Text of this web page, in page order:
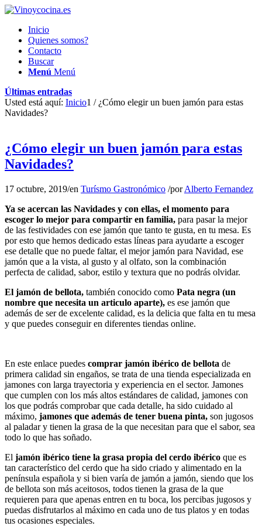
Inicio
Quienes somos?
Contacto
Buscar
Menú Menú
Últimas entradas
Usted está aquí: Inicio1 / ¿Cómo elegir un buen jamón para estas
Navidades?
¿Cómo elegir un buen jamón para estas
Navidades?
17 octubre, 2019/en Turísmo Gastronómico /porAlberto Fernandez
Ya se acercan las Navidades y con ellas, el momento para
escoger lo mejor para compartir en familia, para pasar la mejor
de las festividades con ese jamón que tanto te gusta, en tu mesa. Es
por esto que hemos dedicado estas líneas para ayudarte a escoger
ese detalle que no puede faltar, el mejor jamón para Navidad, ese
jamón que a la vista, al gusto y al olfato, son la combinación
perfecta de calidad, sabor, estilo y textura que no podrás olvidar.
El jamón de bellota, también conocido como Pata negra (un
nombre que necesita un articulo aparte), es ese jamón que
además de ser de excelente calidad, es la delicia que falta en tu mesa
y que puedes conseguir en diferentes tiendas online.
En este enlace puedes comprar jamón ibérico de bellota de
primera calidad sin engaños, se trata de una tienda especializada en
jamones con larga trayectoria y experiencia en el sector. Jamones
que cumplen con los más altos estándares de calidad, jamones con
los que podrás comprobar que cada detalle, ha sido cuidado al
máximo, jamones que además de tener buena pinta, son jugosos
al paladar y tienen la grasa de la que necesitan para que el sabor, sea
todo lo que has soñado.
El jamón ibérico tiene la grasa propia del cerdo ibérico que es
tan característico del cerdo que ha sido criado y alimentado en la
península española y si bien varía de jamón a jamón, siendo que los
de bellota son más aceitosos, todos tienen la grasa de la que
requieren para que apenas entren en tu boca, los percibas jugosos y
puedas disfrutarlos al máximo en cada uno de tus platos y en todas
tus ocasiones especiales.